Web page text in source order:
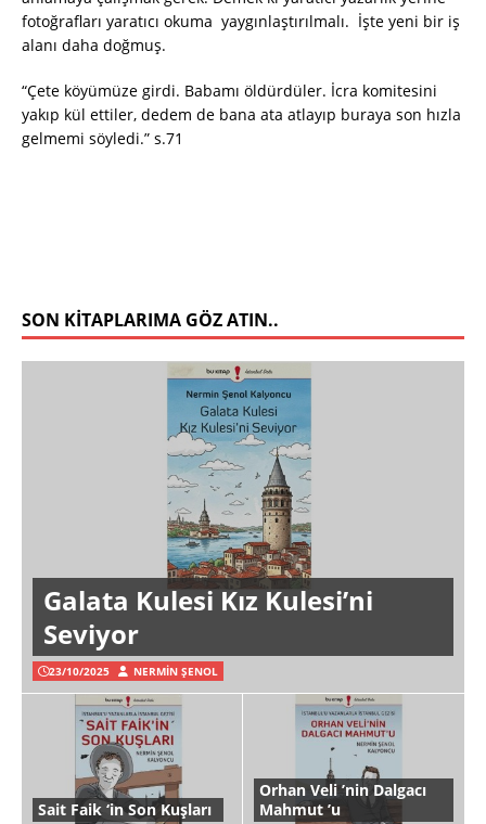
fotoğrafları yaratıcı okuma yaygınlaştırılmalı. İşte yeni bir iş
alanı daha doğmuş.
“Çete köyümüze girdi. Babamı öldürdüler. İcra komitesini
yakıp kül ettiler, dedem de bana ata atlayıp buraya son hızla
gelmemi söyledi.” s.71
SON KITAPLARIMA GÖZ ATIN..
Galata Kulesi Kız Kulesi’ni
Seviyor
23/10/2025 NERMIN ŞENOL
Sait Faik ‘in Son Kuşları
Orhan Veli ’nin Dalgacı
Mahmut ’u